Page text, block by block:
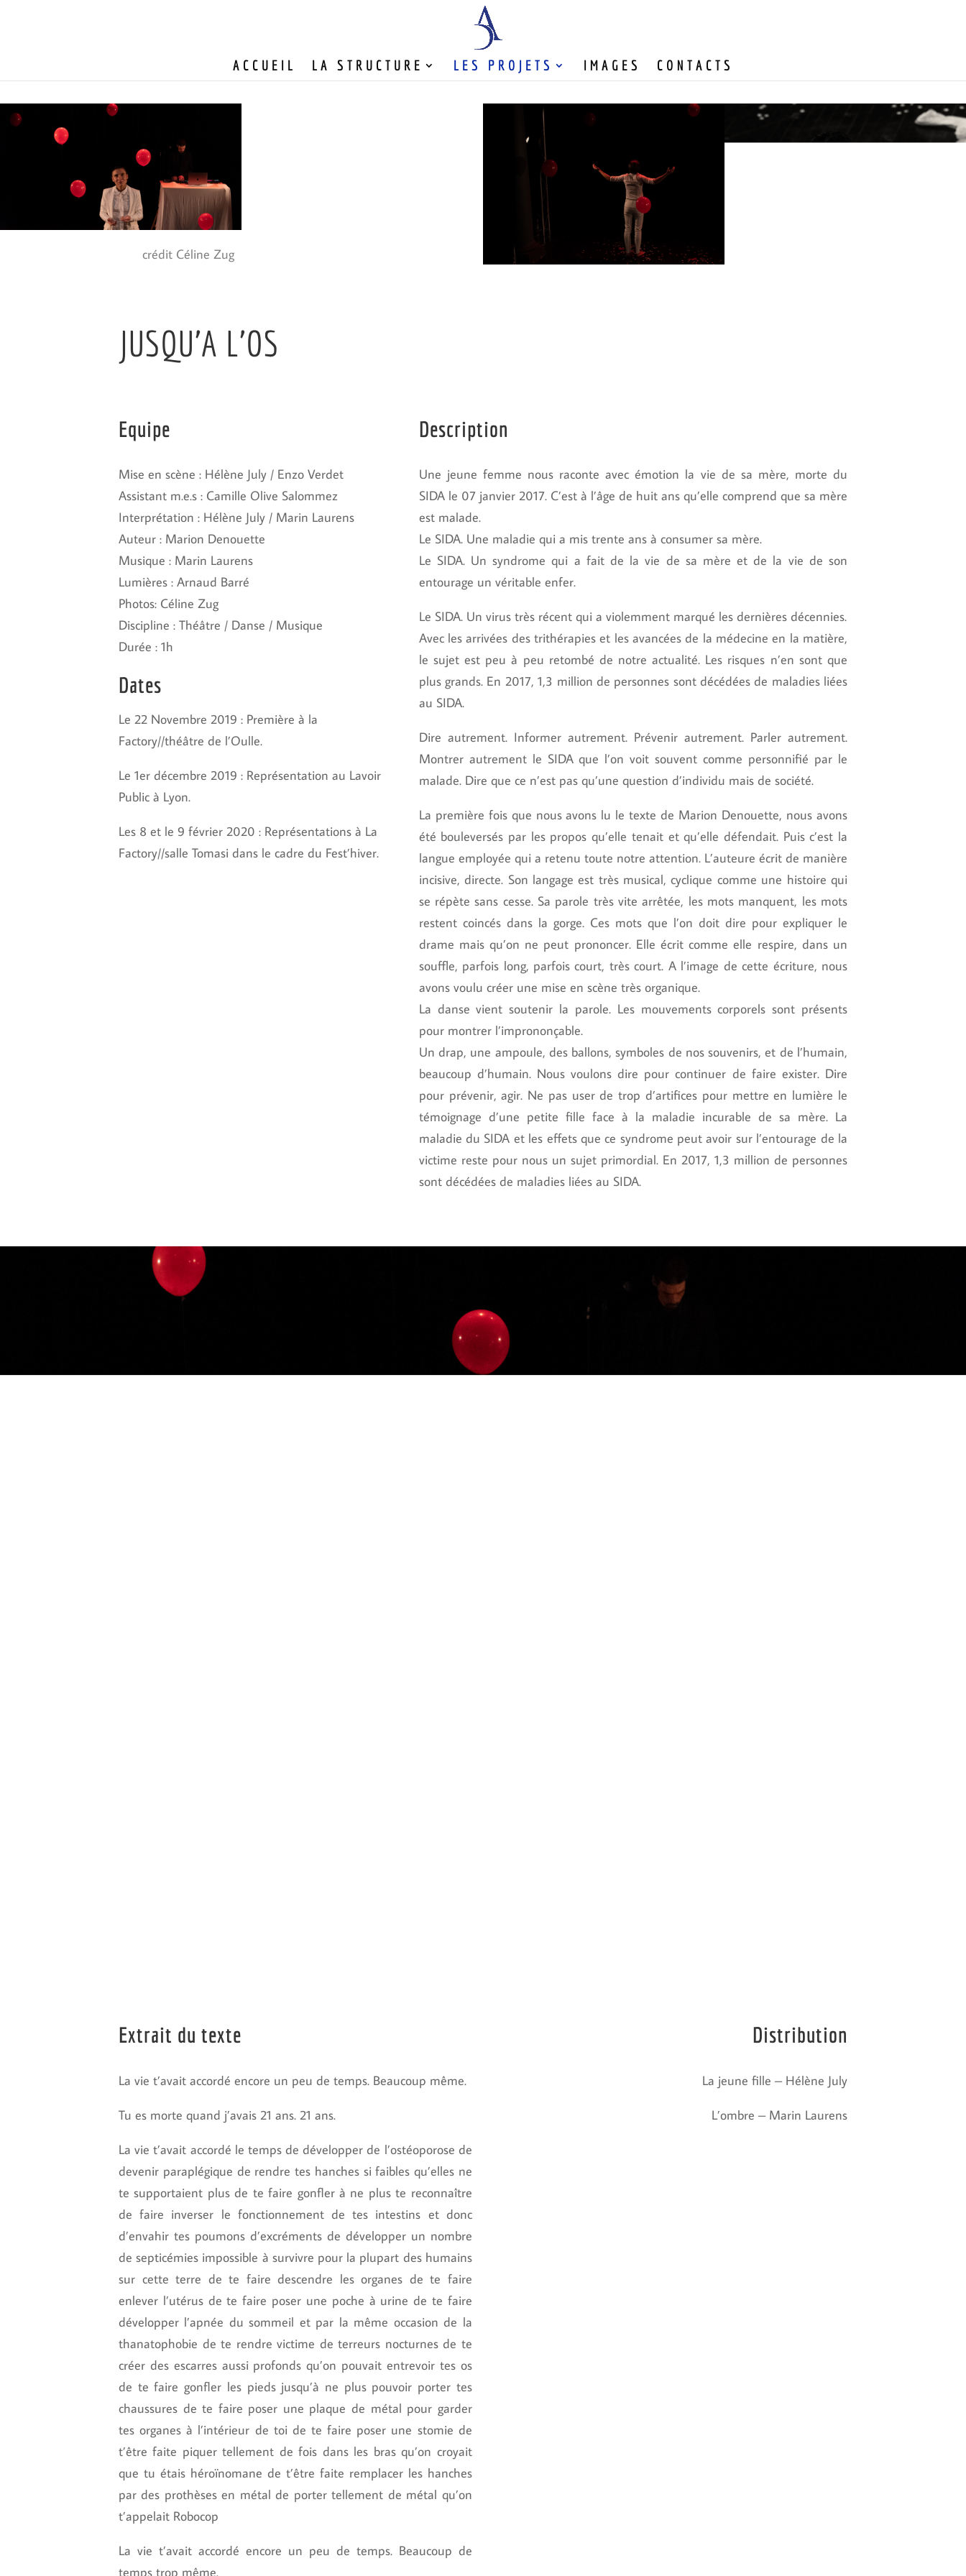
ACCUEIL LA STRUCTURE LES PROJETS IMAGES CONTACTS
JUSQU’A L’OS
Equipe
Mise en scène : Hélène July / Enzo Verdet
Assistant m.e.s : Camille Olive Salommez
Interprétation : Hélène July / Marin Laurens
Auteur : Marion Denouette
Musique : Marin Laurens
Lumières : Arnaud Barré
Photos: Céline Zug
Discipline : Théâtre / Danse / Musique
Durée : 1h
Dates
Le 22 Novembre 2019 : Première à la
Factory//théâtre de l’Oulle.
Le 1er décembre 2019 : Représentation au Lavoir
Public à Lyon.
Les 8 et le 9 février 2020 : Représentations à La
Factory//salle Tomasi dans le cadre du Fest’hiver.
Description
Une jeune femme nous raconte avec émotion la vie de sa mère, morte du
SIDA le 07 janvier 2017. C’est à l’âge de huit ans qu’elle comprend que sa mère
est malade.
Le SIDA. Une maladie qui a mis trente ans à consumer sa mère.
Le SIDA. Un syndrome qui a fait de la vie de sa mère et de la vie de son
entourage un véritable enfer.
Le SIDA. Un virus très récent qui a violemment marqué les dernières décennies.
Avec les arrivées des trithérapies et les avancées de la médecine en la matière,
le sujet est peu à peu retombé de notre actualité. Les risques n’en sont que
plus grands. En 2017, 1,3 million de personnes sont décédées de maladies liées
au SIDA.
Dire autrement. Informer autrement. Prévenir autrement. Parler autrement.
Montrer autrement le SIDA que l’on voit souvent comme personnifié par le
malade. Dire que ce n’est pas qu’une question d’individu mais de société.
La première fois que nous avons lu le texte de Marion Denouette, nous avons
été bouleversés par les propos qu’elle tenait et qu’elle défendait. Puis c’est la
langue employée qui a retenu toute notre attention. L’auteure écrit de manière
incisive, directe. Son langage est très musical, cyclique comme une histoire qui
se répète sans cesse. Sa parole très vite arrêtée, les mots manquent, les mots
restent coincés dans la gorge. Ces mots que l’on doit dire pour expliquer le
drame mais qu’on ne peut prononcer. Elle écrit comme elle respire, dans un
souffle, parfois long, parfois court, très court. A l’image de cette écriture, nous
avons voulu créer une mise en scène très organique.
La danse vient soutenir la parole. Les mouvements corporels sont présents
pour montrer l’imprononçable.
Un drap, une ampoule, des ballons, symboles de nos souvenirs, et de l’humain,
beaucoup d’humain. Nous voulons dire pour continuer de faire exister. Dire
pour prévenir, agir. Ne pas user de trop d’artifices pour mettre en lumière le
témoignage d’une petite fille face à la maladie incurable de sa mère. La
maladie du SIDA et les effets que ce syndrome peut avoir sur l’entourage de la
victime reste pour nous un sujet primordial. En 2017, 1,3 million de personnes
sont décédées de maladies liées au SIDA.
Extrait du texte
La vie t’avait accordé encore un peu de temps. Beaucoup même.
Tu es morte quand j’avais 21 ans. 21 ans.
La vie t’avait accordé le temps de développer de l’ostéoporose de
devenir paraplégique de rendre tes hanches si faibles qu’elles ne
te supportaient plus de te faire gonfler à ne plus te reconnaître
de faire inverser le fonctionnement de tes intestins et donc
d’envahir tes poumons d’excréments de développer un nombre
de septicémies impossible à survivre pour la plupart des humains
sur cette terre de te faire descendre les organes de te faire
enlever l’utérus de te faire poser une poche à urine de te faire
développer l’apnée du sommeil et par la même occasion de la
thanatophobie de te rendre victime de terreurs nocturnes de te
créer des escarres aussi profonds qu’on pouvait entrevoir tes os
de te faire gonfler les pieds jusqu’à ne plus pouvoir porter tes
chaussures de te faire poser une plaque de métal pour garder
tes organes à l’intérieur de toi de te faire poser une stomie de
t’être faite piquer tellement de fois dans les bras qu’on croyait
que tu étais héroïnomane de t’être faite remplacer les hanches
par des prothèses en métal de porter tellement de métal qu’on
t’appelait Robocop
La vie t’avait accordé encore un peu de temps. Beaucoup de
temps trop même.
Distribution
La jeune fille – Hélène July
L’ombre – Marin Laurens